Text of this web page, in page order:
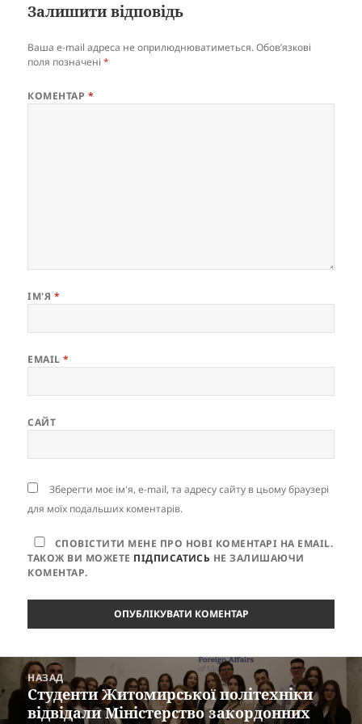
Залишити відповідь
Ваша e-mail адреса не оприлюднюватиметься. Обов’язкові
поля позначені*
КОМЕНТАР *
ІМ'Я *
EMAIL*
САЙТ
Зберегти моє ім'я, e-mail, та адресу сайту в цьому браузері
для моїх подальших коментарів.
СПОВІСТИТИ МЕНЕ ПРО НОВІ КОМЕНТАРІ НА EMAIL.
ТАКОЖ ВИ МОЖЕТЕ ПІДПИСАТИСЬ НЕ ЗАЛИШАЮЧИ
КОМЕНТАР.
Навігація
записівНАЗАД
Попередній
запис:
Студенти Житомирської політехніки
відвідали Міністерство закордонних